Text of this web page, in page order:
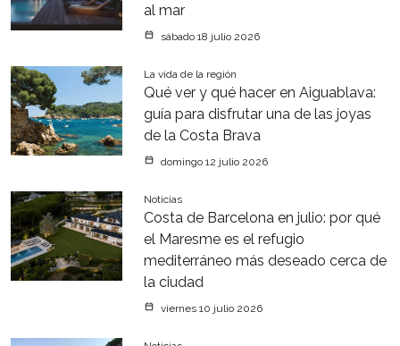
al mar
sábado 18 julio 2026
La vida de la región
Qué ver y qué hacer en Aiguablava:
guía para disfrutar una de las joyas
de la Costa Brava
domingo 12 julio 2026
Noticias
Costa de Barcelona en julio: por qué
el Maresme es el refugio
mediterráneo más deseado cerca de
la ciudad
viernes 10 julio 2026